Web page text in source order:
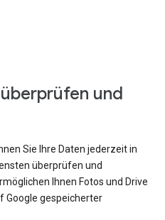
und
Sie Ihre Daten jederzeit in
überprüfen und
Ihnen Fotos und Drive
Google gespeicherter